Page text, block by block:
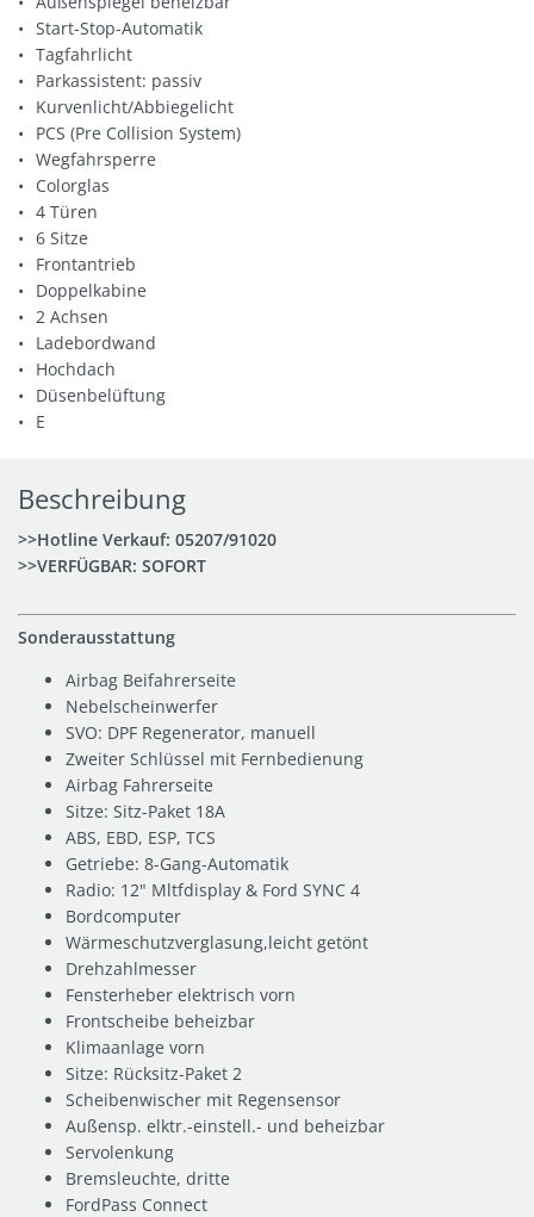
Start-Stop-Automatik
Tagfahrlicht
Parkassistent: passiv
Kurvenlicht/Abbiegelicht
PCS (Pre Collision System)
Wegfahrsperre
Colorglas
4 Türen
6 Sitze
Frontantrieb
Doppelkabine
2 Achsen
Ladebordwand
Hochdach
Düsenbelüftung
E
Beschreibung
>>Hotline Verkauf: 05207/91020
>>VERFÜGBAR: SOFORT
Sonderausstattung
Airbag Beifahrerseite
Nebelscheinwerfer
SVO: DPF Regenerator, manuell
Zweiter Schlüssel mit Fernbedienung
Airbag Fahrerseite
Sitze: Sitz-Paket 18A
ABS, EBD, ESP, TCS
Getriebe: 8-Gang-Automatik
Radio: 12" Mltfdisplay & Ford SYNC 4
Bordcomputer
Wärmeschutzverglasung,leicht getönt
Drehzahlmesser
Fensterheber elektrisch vorn
Frontscheibe beheizbar
Klimaanlage vorn
Sitze: Rücksitz-Paket 2
Scheibenwischer mit Regensensor
Außensp. elktr.-einstell.- und beheizbar
Servolenkung
Bremsleuchte, dritte
FordPass Connect